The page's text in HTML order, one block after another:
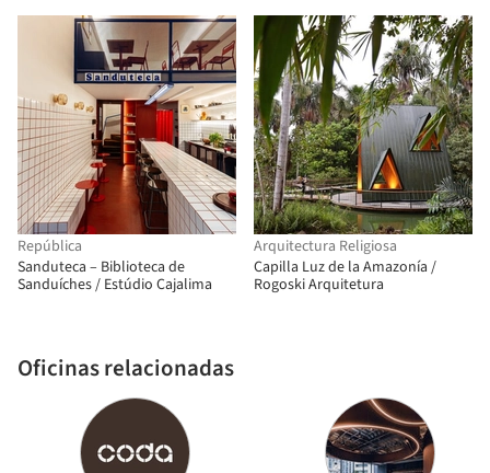
República
Sanduteca – Biblioteca de
Sanduíches / Estúdio Cajalima
Oficinas relacionadas
Arquitectura Religiosa
Capilla Luz de la Amazonía /
Rogoski Arquitetura